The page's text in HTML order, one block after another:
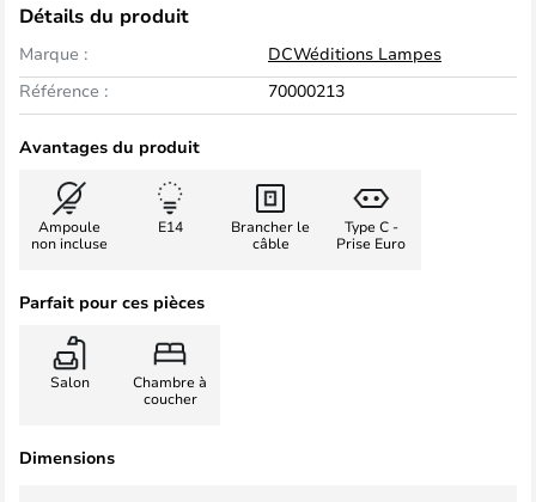
Détails du produit
Marque :
DCWéditions Lampes
Référence :
70000213
Avantages du produit
Ampoule
non incluse
E14
Brancher le
câble
Type C -
Prise Euro
Parfait pour ces pièces
Salon
Chambre à
coucher
Dimensions